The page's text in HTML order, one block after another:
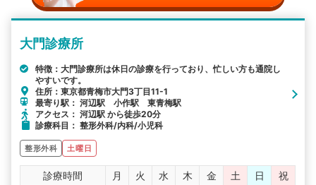
大門診療所
特徴：大門診療所は休日の診療を行っており、忙しい方も通院し
やすいです。
住所：東京都青梅市大門3丁目11-1
最寄り駅： 河辺駅 小作駅 東青梅駅
アクセス： 河辺駅 から徒歩20分
診療科目： 整形外科/内科/小児科
整形外科 土曜日
診療時間 月 火 水 木 金 土 日
祝